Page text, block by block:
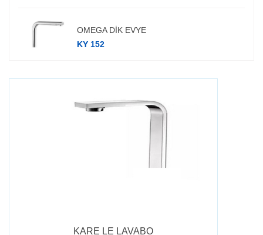
OMEGA DİK EVYE
KY 152
KARE LE LAVABO